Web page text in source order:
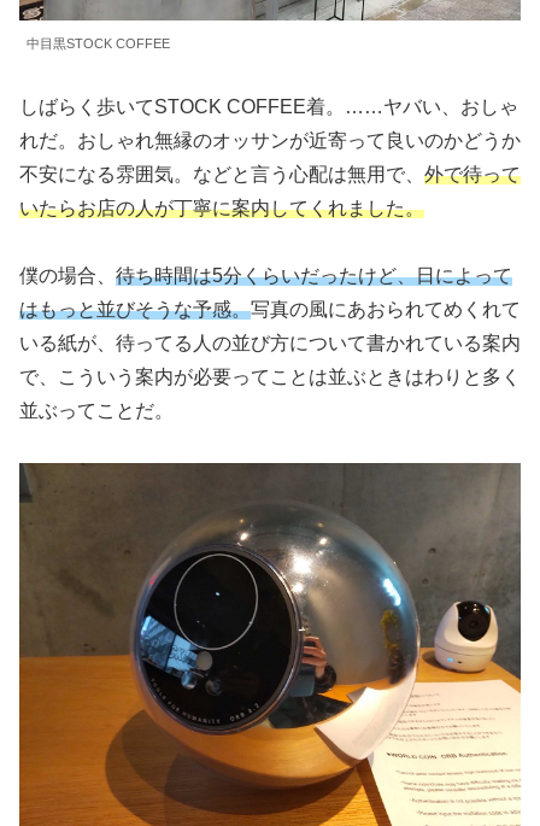
中目黒STOCK COFFEE
しばらく歩いてSTOCK COFFEE着。……ヤバい、おしゃ
れだ。おしゃれ無縁のオッサンが近寄って良いのかどうか
不安になる雰囲気。などと言う心配は無用で、 外で待って
いたらお店の人が丁寧に案内してくれました。
僕の場合、 待ち時間は5分くらいだったけど、日によって
はもっと並びそうな予感。写真の風にあおられてめくれて
いる紙が、待ってる人の並び方について書かれている案内
で、こういう案内が必要ってことは並ぶときはわりと多く
並ぶってことだ。